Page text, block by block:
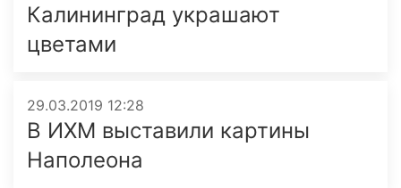
Калининград украшают
цветами
29.03.2019 12:28
В ИХМ выставили картины
Наполеона